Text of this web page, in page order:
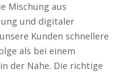
Mischung aus
und digitaler
Kunden schnellere
als bei einem
der Nähe. Die richtige